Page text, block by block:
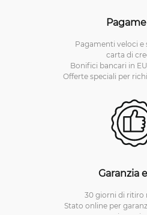
Pagamenti veloci
carta di
Bonifici bancari in
Offerte speciali per
Garanzia
30 giorni di ritiro
Stato online per